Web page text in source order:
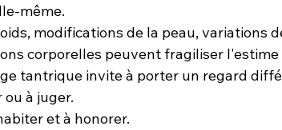
même.
modifications de la peau, variations
corporelles peuvent fragiliser l'estime
tantrique invite à porter un regard
à juger.
et à honorer.